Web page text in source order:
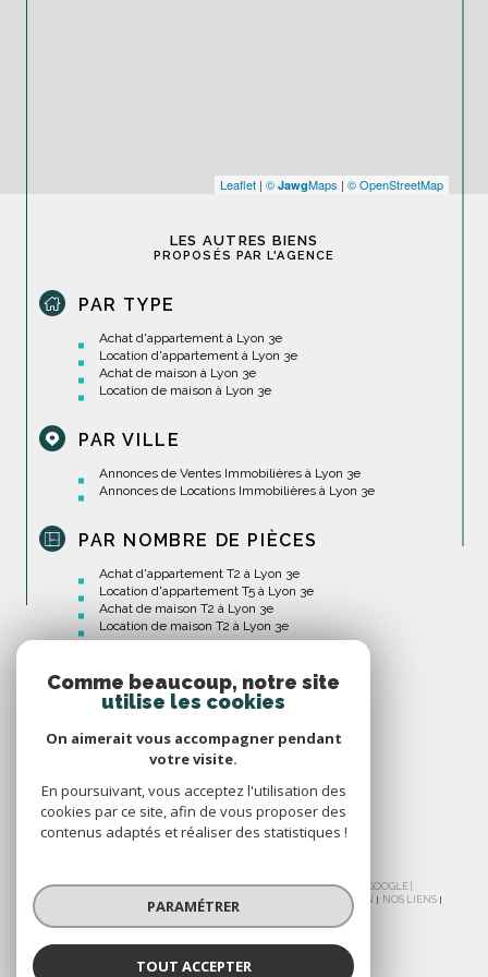
Leaflet | © JawgMaps | © OpenStreetMap
LES AUTRES BIENS
PROPOSÉS PAR L'AGENCE
PAR TYPE
Achat d'appartement à Lyon 3e
Location d'appartement à Lyon 3e
Achat de maison à Lyon 3e
Location de maison à Lyon 3e
PAR VILLE
Annonces de Ventes Immobilières à Lyon 3e
Annonces de Locations Immobilières à Lyon 3e
PAR NOMBRE DE PIÈCES
Achat d'appartement T2 à Lyon 3e
Location d'appartement T5 à Lyon 3e
Achat de maison T2 à Lyon 3e
Location de maison T2 à Lyon 3e
© 2026 | TOUS DROITS RÉSERVÉS | TRADUCTION POWERED BY GOOGLE |
PLAN DU SITE ADMIN
NOS LIENS
POLITIQUE RGPD
Comme beaucoup, notre site
utilise les cookies
On aimerait vous accompagner pendant
votre visite.
En poursuivant, vous acceptez l'utilisation des
cookies par ce site, afin de vous proposer des
contenus adaptés et réaliser des statistiques !
PARAMÉTRER
TOUT ACCEPTER